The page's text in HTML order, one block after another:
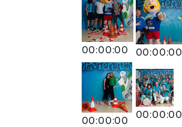
00:00:00 00:00:00
00:00:00
00:00:00